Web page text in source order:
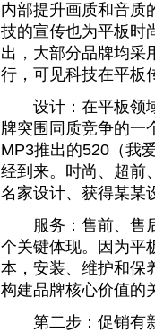
内部提升画质和音质
技的宣传也为平板时
出，大部分品牌均采
行，可见科技在平板
设计：在平板领域
牌突围同质竞争的一
MP3推出的520（我
经到来。时尚、超前
名家设计、获得某某
服务：售前、售后
个关键体现。因为平
本，安装、维护和保
构建品牌核心价值的
第二步：促销有